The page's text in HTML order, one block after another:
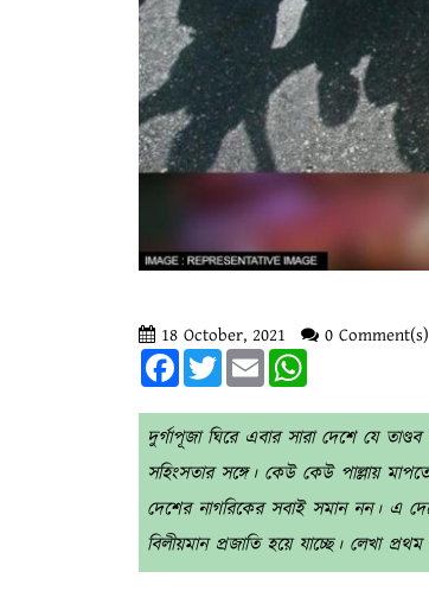
18 October, 2021 0 Comment(s)
FacebookTwitterEmail
দুর্গাপূজা ঘিরে এবার সারা দেশে যে
সহিংসতার সঙ্গে। কেউ কেউ পাল্লায়
দেশের নাগরিকের সবাই সমান নন। এ
বিলীয়মান প্রজাতি হয়ে যাচ্ছে। লেখা